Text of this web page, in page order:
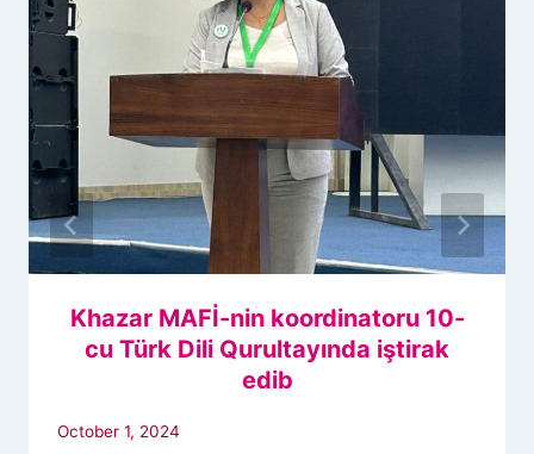
Khazar MAFİ-nin koordinatoru 10-
cu Türk Dili Qurultayında iştirak
edib
October 1, 2024